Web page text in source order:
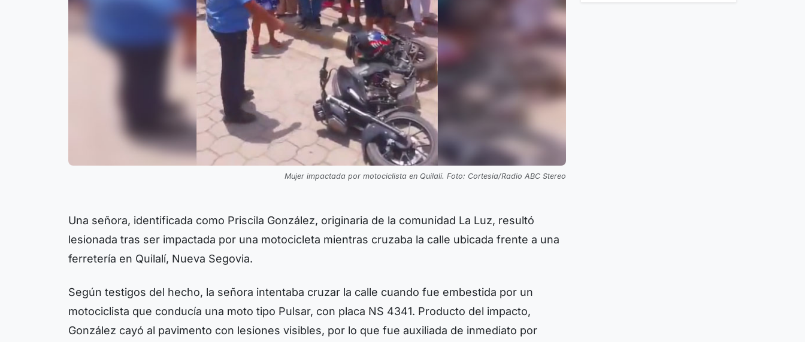
Mujer impactada por motociclista en Quilalí. Foto: Cortesía/Radio ABC Stereo
Una señora, identificada como Priscila González, originaria de la comunidad La Luz, resultó
lesionada tras ser impactada por una motocicleta mientras cruzaba la calle ubicada frente a una
ferretería en Quilalí, Nueva Segovia.
Según testigos del hecho, la señora intentaba cruzar la calle cuando fue embestida por un
motociclista que conducía una moto tipo Pulsar, con placa NS 4341. Producto del impacto,
González cayó al pavimento con lesiones visibles, por lo que fue auxiliada de inmediato por